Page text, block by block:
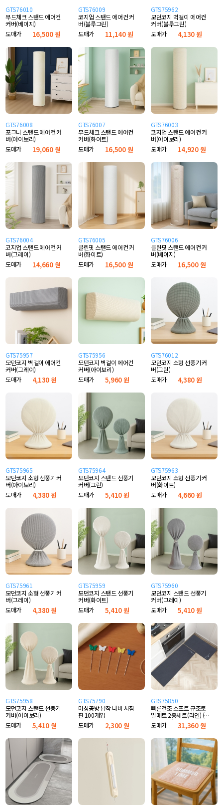
GTS76010
무드체크 스탠드 에어컨
커버(베이지)
도매가
16,500 원
GTS76009
코지업 스탠드 에어컨 커
버(블루그린)
도매가
11,140 원
GTS75962
모던코지 벽걸이 에어컨
커버(블루그린)
도매가
4,130 원
GTS76008
포그니 스탠드 에어컨 커
버(아이보리)
도매가
19,060 원
GTS76007
무드체크 스탠드 에어컨
커버(화이트)
도매가
16,500 원
GTS76003
코지업 스탠드 에어컨 커
버(아이보리)
도매가
14,920 원
GTS76004
코지업 스탠드 에어컨 커
버(그레이)
도매가
14,660 원
GTS76005
클린핏 스탠드 에어컨 커
버(화이트)
도매가
16,500 원
GTS76006
클린핏 스탠드 에어컨 커
버(베이지)
도매가
16,500 원
GTS75957
모던코지 벽걸이 에어컨
커버(그레이)
도매가
4,130 원
GTS75956
모던코지 벽걸이 에어컨
커버(아이보리)
도매가
5,960 원
GTS76012
모던코지 소형 선풍기 커
버(그린)
도매가
4,380 원
GTS75965
모던코지 소형 선풍기 커
버(아이보리)
도매가
4,380 원
GTS75964
모던코지 스탠드 선풍기
커버(그린)
도매가
5,410 원
GTS75963
모던코지 소형 선풍기 커
버(화이트)
도매가
4,660 원
GTS75961
모던코지 소형 선풍기 커
버(그레이)
도매가
4,380 원
GTS75959
모던코지 스탠드 선풍기
커버(화이트)
도매가
5,410 원
GTS75960
모던코지 스탠드 선풍기
커버(그레이)
도매가
5,410 원
GTS75958
모던코지 스탠드 선풍기
커버(아이보리)
도매가
5,410 원
GTS75790
미싱공방 납작 나비 시침
핀 100개입
도매가
2,300 원
GTS75850
빠른건조 소프트 규조토
발매트 2종세트(라인) (다
크네이비)
도매가 31,360 원